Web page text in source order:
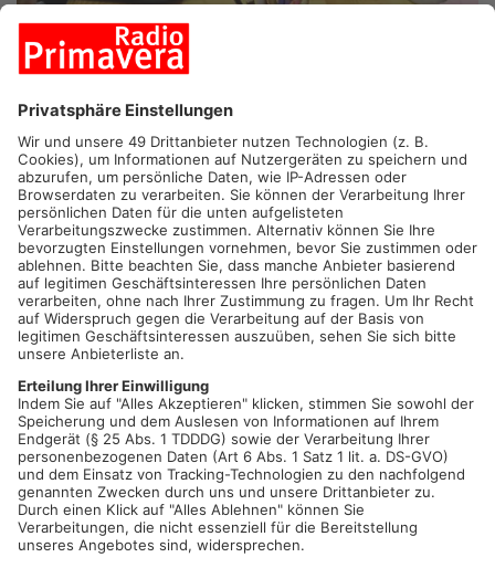
GRÜNDAU.Die neu gebaute evangelische Kita in Gründau-
Rothenbergen kann wahrscheinlich noch bis Ende des Jahres
nicht bezogen werden. Das hat Kita-Leiterin Selena Flach zu
Radio Primavera gesagt und dem Bürgermeister Vorwürfe
gemacht. Rathauschef Helfrich verzögere die Inbetriebnahme
immer wieder, so Flach. Zahlreichen Eltern habe sie schon
absagen müssen, während der Bürgermeister offensiv darum
geworben hätte, dass die Kinder in die gemeindeeigenen Kitas
gehen sollten. Nach Angaben der Bethanien-Stiftung hat
Helfrich den Nutzungsvertrag seit 2021 auf dem Tisch. Heute
Abend, sagt Helfrich, soll der Vertragsentwurf erneut intern
besprochen werden. Dabei hatte der Gründauer Bürgermeister
noch im September davon gesprochen, schnellstmöglich eine
Einigung zu erzielen. Flach hofft, dass Helfrich seinen Worten
auch Taten folgen lässt.
Artikel teilen